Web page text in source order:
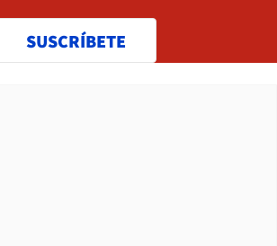
SUSCRÍBETE